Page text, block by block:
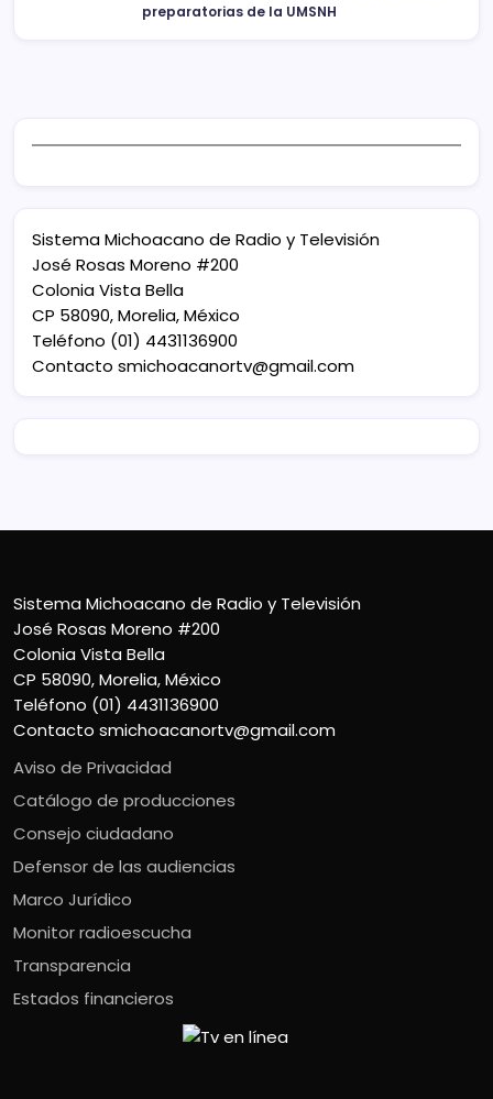
preparatorias de la UMSNH
Sistema Michoacano de Radio y Televisión
José Rosas Moreno #200
Colonia Vista Bella
CP 58090, Morelia, México
Teléfono (01) 4431136900
Contacto smichoacanortv@gmail.com
Sistema Michoacano de Radio y Televisión
José Rosas Moreno #200
Colonia Vista Bella
CP 58090, Morelia, México
Teléfono (01) 4431136900
Contacto smichoacanortv@gmail.com
Aviso de Privacidad
Catálogo de producciones
Consejo ciudadano
Defensor de las audiencias
Marco Jurídico
Monitor radioescucha
Transparencia
Estados financieros